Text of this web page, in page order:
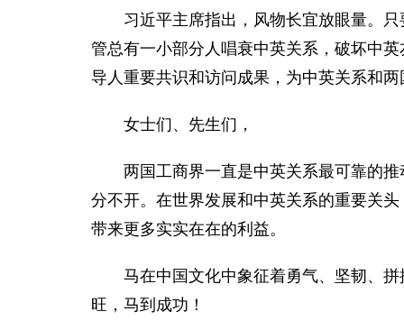
习近平主席指出，风物长宜放眼量。
管总有一小部分人唱衰中英关系，破坏中
导人重要共识和访问成果，为中英关系和
女士们、先生们，
两国工商界一直是中英关系最可靠的
分不开。在世界发展和中英关系的重要关
带来更多实实在在的利益。
马在中国文化中象征着勇气、坚韧、
旺，马到成功！